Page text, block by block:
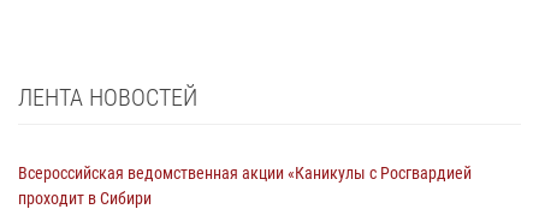
ЛЕНТА НОВОСТЕЙ
Всероссийская ведомственная акции «Каникулы с Росгвардией
проходит в Сибири